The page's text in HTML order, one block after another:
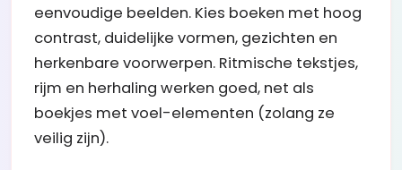
eenvoudige beelden. Kies boeken met hoog
contrast, duidelijke vormen, gezichten en
herkenbare voorwerpen. Ritmische tekstjes,
rijm en herhaling werken goed, net als
boekjes met voel-elementen (zolang ze
veilig zijn).